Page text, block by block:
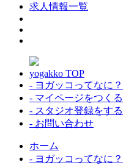
求人情報一覧
yogakko TOP
- ヨガッコってなに？
- マイページをつくる
- スタジオ登録をする
- お問い合わせ
ホーム
- ヨガッコってなに？